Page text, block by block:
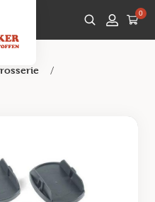
0
/